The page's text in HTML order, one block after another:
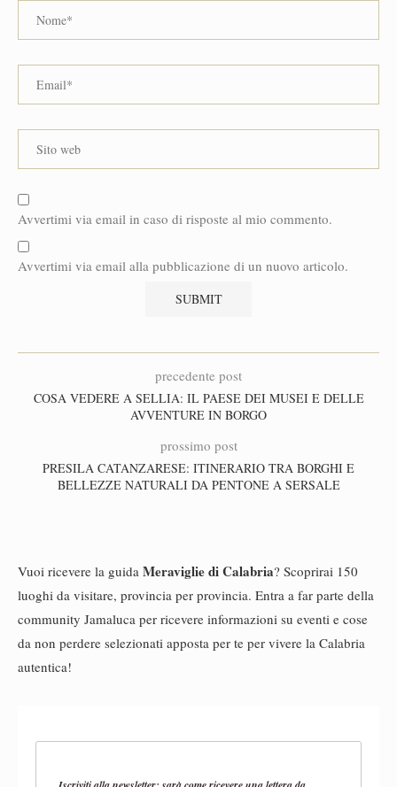
Avvertimi via email in caso di risposte al mio commento.
Avvertimi via email alla pubblicazione di un nuovo articolo.
precedente post
COSA VEDERE A SELLIA: IL PAESE DEI MUSEI E DELLE
AVVENTURE IN BORGO
prossimo post
PRESILA CATANZARESE: ITINERARIO TRA BORGHI E
BELLEZZE NATURALI DA PENTONE A SERSALE
Vuoi ricevere la guida Meraviglie di Calabria? Scoprirai 150
luoghi da visitare, provincia per provincia. Entra a far parte della
community Jamaluca per ricevere informazioni su eventi e cose
da non perdere selezionati apposta per te per vivere la Calabria
autentica!